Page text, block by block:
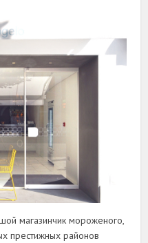
магазинчик мороженого,
престижных районов